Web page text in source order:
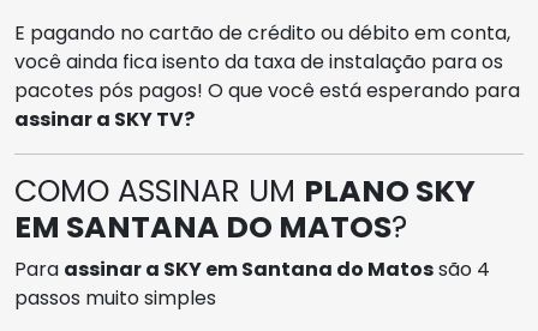
E pagando no cartão de crédito ou débito em conta,
você ainda fica isento da taxa de instalação para os
pacotes pós pagos! O que você está esperando para
assinar a SKY TV?
COMO ASSINAR UM PLANO SKY
EM SANTANA DO MATOS?
Para assinar a SKY em Santana do Matossão 4
passos muito simples